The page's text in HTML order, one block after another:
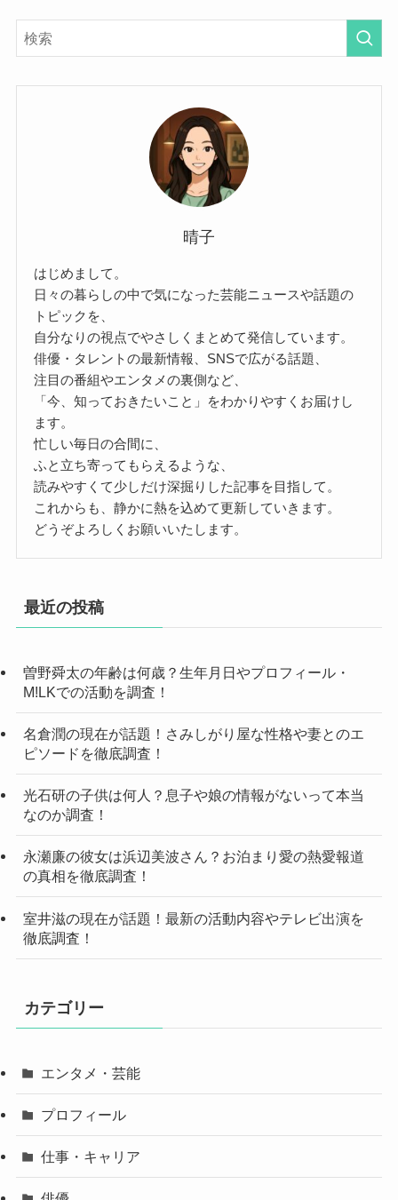
晴子
はじめまして。
日々の暮らしの中で気になった芸能ニュースや話題の
トピックを、
自分なりの視点でやさしくまとめて発信しています。
俳優・タレントの最新情報、SNSで広がる話題、
注目の番組やエンタメの裏側など、
「今、知っておきたいこと」をわかりやすくお届けし
ます。
忙しい毎日の合間に、
ふと立ち寄ってもらえるような、
読みやすくて少しだけ深掘りした記事を目指して。
これからも、静かに熱を込めて更新していきます。
どうぞよろしくお願いいたします。
最近の投稿
曽野舜太の年齢は何歳？生年月日やプロフィール・
M!LKでの活動を調査！
名倉潤の現在が話題！さみしがり屋な性格や妻とのエ
ピソードを徹底調査！
光石研の子供は何人？息子や娘の情報がないって本当
なのか調査！
永瀬廉の彼女は浜辺美波さん？お泊まり愛の熱愛報道
の真相を徹底調査！
室井滋の現在が話題！最新の活動内容やテレビ出演を
徹底調査！
カテゴリー
エンタメ・芸能
プロフィール
仕事・キャリア